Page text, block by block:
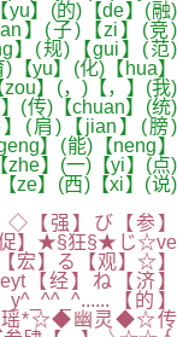
yu】(的)【de】(融)
】(子)【zi】(竞)
】(规)【gui】(范)
【yu】(化)【hua】
】(，)【，】(我)
(传)【chuan】(统)
(肩)【jian】(膀)
】(能)【neng】
zhe】(一)【yi】(点)
ze】(西)【xi】(说)
【强】び【参】
】★§狂§★じ☆ve
】る【观】☆】
经】ね【济】
【的】
*☆◆幽灵◆☆传